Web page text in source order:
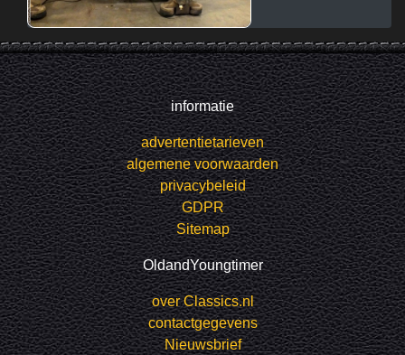
informatie
advertentietarieven
algemene voorwaarden
privacybeleid
GDPR
Sitemap
OldandYoungtimer
over Classics.nl
contactgegevens
Nieuwsbrief